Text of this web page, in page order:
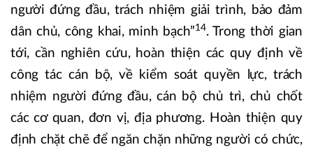
người đứng đầu, trách nhiệm giải trình, bảo đảm
dân chủ, công khai, minh bạch”14. Trong thời gian
tới, cần nghiên cứu, hoàn thiện các quy định về
công tác cán bộ, về kiểm soát quyền lực, trách
nhiệm người đứng đầu, cán bộ chủ trì, chủ chốt
các cơ quan, đơn vị, địa phương. Hoàn thiện quy
định chặt chẽ để ngăn chặn những người có chức,